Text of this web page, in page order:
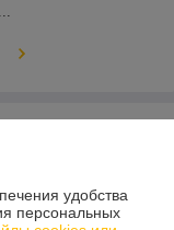
удобства
персональных